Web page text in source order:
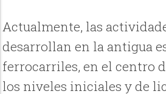
Actualmente, las
desarrollan en la antigua
ferrocarriles, en el centro
los niveles iniciales y de